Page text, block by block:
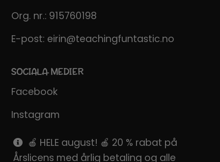
Org. nr.: 915760198
E-post: eirin@teachingfuntastic.no
SOCIALA MEDIER
Facebook
Instagram
Pinterest
🍎 HELE august! 🍎 20 % rabat på
Årslicens med årlig betaling og alle